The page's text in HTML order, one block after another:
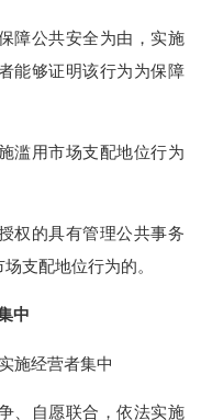
公共安全为由，实施
能够证明该行为为保障
用市场支配地位行为
的具有管理公共事务
支配地位行为的。
中
经营者集中
自愿联合，依法实施